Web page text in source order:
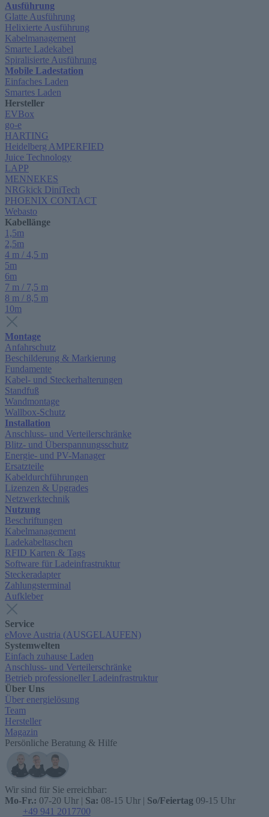
Ausführung
Glatte Ausführung
Helixierte Ausführung
Kabelmanagement
Smarte Ladekabel
Spiralisierte Ausführung
Mobile Ladestation
Einfaches Laden
Smartes Laden
Hersteller
EVBox
go-e
HARTING
Heidelberg AMPERFIED
Juice Technology
LAPP
MENNEKES
NRGkick DiniTech
PHOENIX CONTACT
Webasto
Kabellänge
1,5m
2,5m
4 m / 4,5 m
5m
6m
7 m / 7,5 m
8 m / 8,5 m
10m
Montage
Anfahrschutz
Beschilderung & Markierung
Fundamente
Kabel- und Steckerhalterungen
Standfuß
Wandmontage
Wallbox-Schutz
Installation
Anschluss- und Verteilerschränke
Blitz- und Überspannungsschutz
Energie- und PV-Manager
Ersatzteile
Kabeldurchführungen
Lizenzen & Upgrades
Netzwerktechnik
Nutzung
Beschriftungen
Kabelmanagement
Ladekabeltaschen
RFID Karten & Tags
Software für Ladeinfrastruktur
Steckeradapter
Zahlungsterminal
Aufkleber
Service
eMove Austria (AUSGELAUFEN)
Systemwelten
Einfach zuhause Laden
Anschluss- und Verteilerschränke
Betrieb professioneller Ladeinfrastruktur
Über Uns
Über energielösung
Team
Hersteller
Magazin
Persönliche Beratung & Hilfe
Wir sind für Sie erreichbar:
Mo-Fr.: 07-20 Uhr | Sa: 08-15 Uhr | So/Feiertag 09-15 Uhr
+49 941 2017700